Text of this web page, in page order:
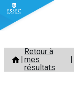
Aller
contenu
Retour à
mes
résultats